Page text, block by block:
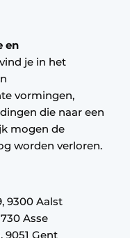
en
je in het
vormingen,
die naar een
mogen de
worden verloren.
9300 Aalst
Asse
9051 Gent